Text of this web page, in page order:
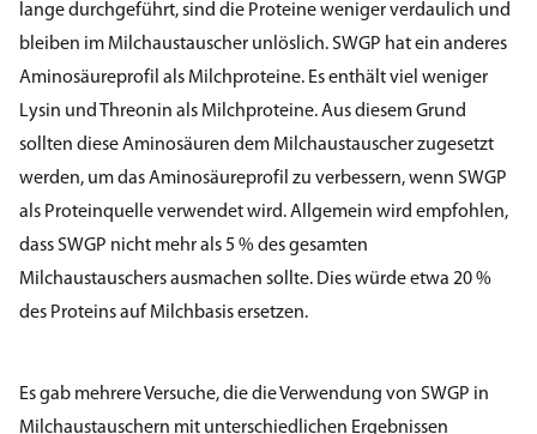
lange durchgeführt, sind die Proteine weniger verdaulich und
bleiben im Milchaustauscher unlöslich. SWGP hat ein anderes
Aminosäureprofil als Milchproteine. Es enthält viel weniger
Lysin und Threonin als Milchproteine. Aus diesem Grund
sollten diese Aminosäuren dem Milchaustauscher zugesetzt
werden, um das Aminosäureprofil zu verbessern, wenn SWGP
als Proteinquelle verwendet wird. Allgemein wird empfohlen,
dass SWGP nicht mehr als 5 % des gesamten
Milchaustauschers ausmachen sollte. Dies würde etwa 20 %
des Proteins auf Milchbasis ersetzen.
Es gab mehrere Versuche, die die Verwendung von SWGP in
Milchaustauschern mit unterschiedlichen Ergebnissen